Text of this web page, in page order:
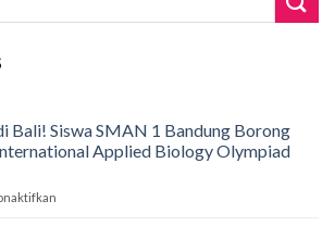
Bali! Siswa SMAN 1 Bandung Borong
Applied Biology Olympiad